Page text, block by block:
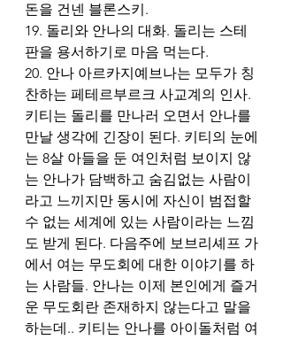
돈을 건넨 블론스키.
19. 돌리와 안나의 대화. 돌리는 스테
판을 용서하기로 마음 먹는다.
20. 안나 아르카지예브나는 모두가 칭
찬하는 페테르부르크 사교계의 인사.
키티는 돌리를 만나러 오면서 안나를
만날 생각에 긴장이 된다. 키티의 눈에
는 8살 아들을 둔 여인처럼 보이지 않
는 안나가 담백하고 숨김없는 사람이
라고 느끼지만 동시에 자신이 범접할
수 없는 세계에 있는 사람이라는 느낌
도 받게 된다. 다음주에 보브리셰프 가
에서 여는 무도회에 대한 이야기를 하
는 사람들. 안나는 이제 본인에게 즐거
운 무도회란 존재하지 않는다고 말을
하는데.. 키티는 안나를 아이돌처럼 여